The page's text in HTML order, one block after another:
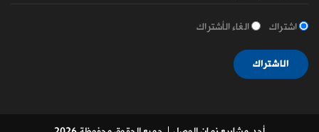
اشتراك الغاء الأشتراك
الاشتراك